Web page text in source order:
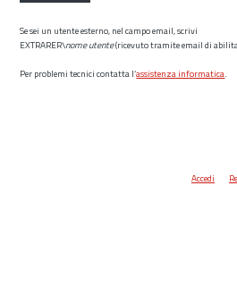
Se sei un utente esterno, nel campo email, scrivi
EXTRARER\nome utente(ricevuto tramite email di
Per problemi tecnici contatta l’assistenza informatica.
Accedi